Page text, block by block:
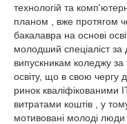
технологій та
планом , вже протягом
бакалавра на основі
молодший спеціаліст
випускникам коледжу
освіту, що в свою чергу
ринок
витратами коштів , у
мотивовані молоді люди